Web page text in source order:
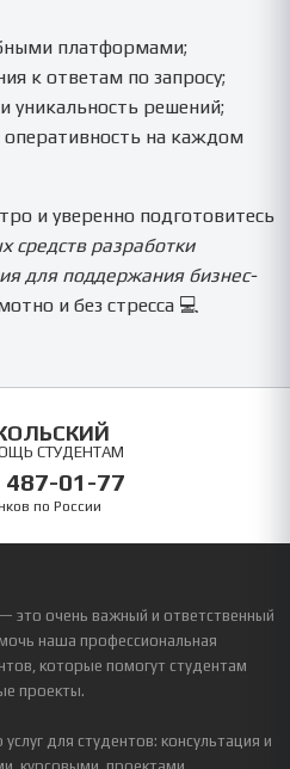
платформами;
к ответам по запросу;
уникальность решений;
на каждом
и уверенно подготовитесь
средств разработки
для поддержания бизнес-
и без стресса 💻
СТУДЕНТАМ
487-01-77
по России
это очень важный и ответственный
наша профессиональная
которые помогут студентам
проекты.
для студентов: консультация и